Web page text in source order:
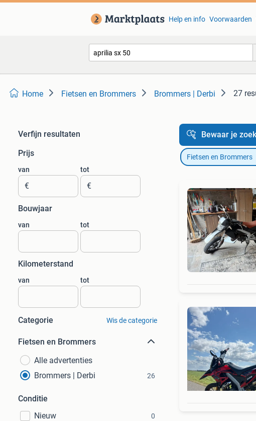
Help en info Voorwaarden
Home Fietsen en Brommers Brommers | Derbi 27
Verfijn resultaten
Prijs
van
€
tot
€
Bouwjaar
van tot
Kilometerstand
van tot
Categorie Wis de categorie
Fietsen en Brommers
Alle advertenties
Brommers | Derbi
26
Conditie
Nieuw
0
Bewaar je
Fietsen en Brommers